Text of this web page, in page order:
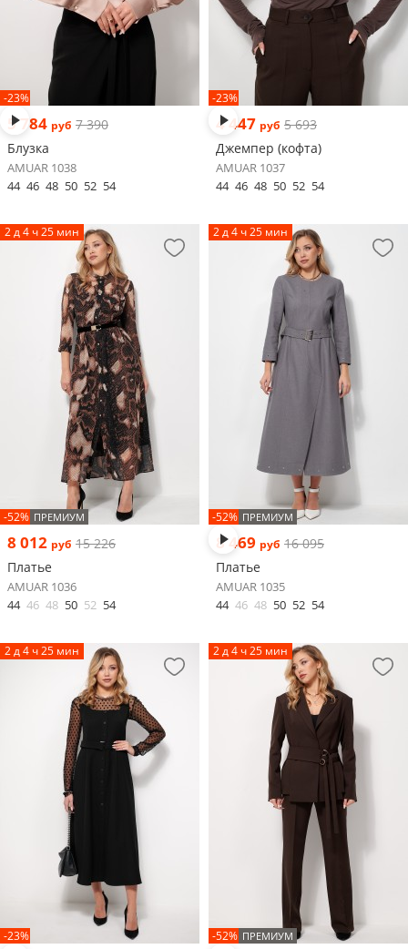
-23%
5 784 руб 7 390
Блузка
AMUAR 1038
44 46 48 50 52 54
-23%
4 447 руб 5 693
Джемпер (кофта)
AMUAR 1037
44 46 48 50 52 54
2 д 4 ч 25 мин
-52% ПРЕМИУМ
8 012 руб 15 226
Платье
AMUAR 1036
44 46 48 50 52 54
2 д 4 ч 25 мин
-52% ПРЕМИУМ
8 469 руб 16 095
Платье
AMUAR 1035
44 46 48 50 52 54
2 д 4 ч 25 мин
-23%
2 д 4 ч 25 мин
-52% ПРЕМИУМ